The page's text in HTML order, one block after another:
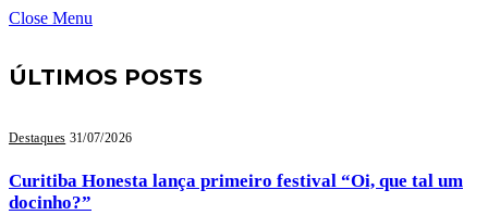
Close Menu
ÚLTIMOS POSTS
Destaques 31/07/2026
Curitiba Honesta lança primeiro festival “Oi, que tal um
docinho?”